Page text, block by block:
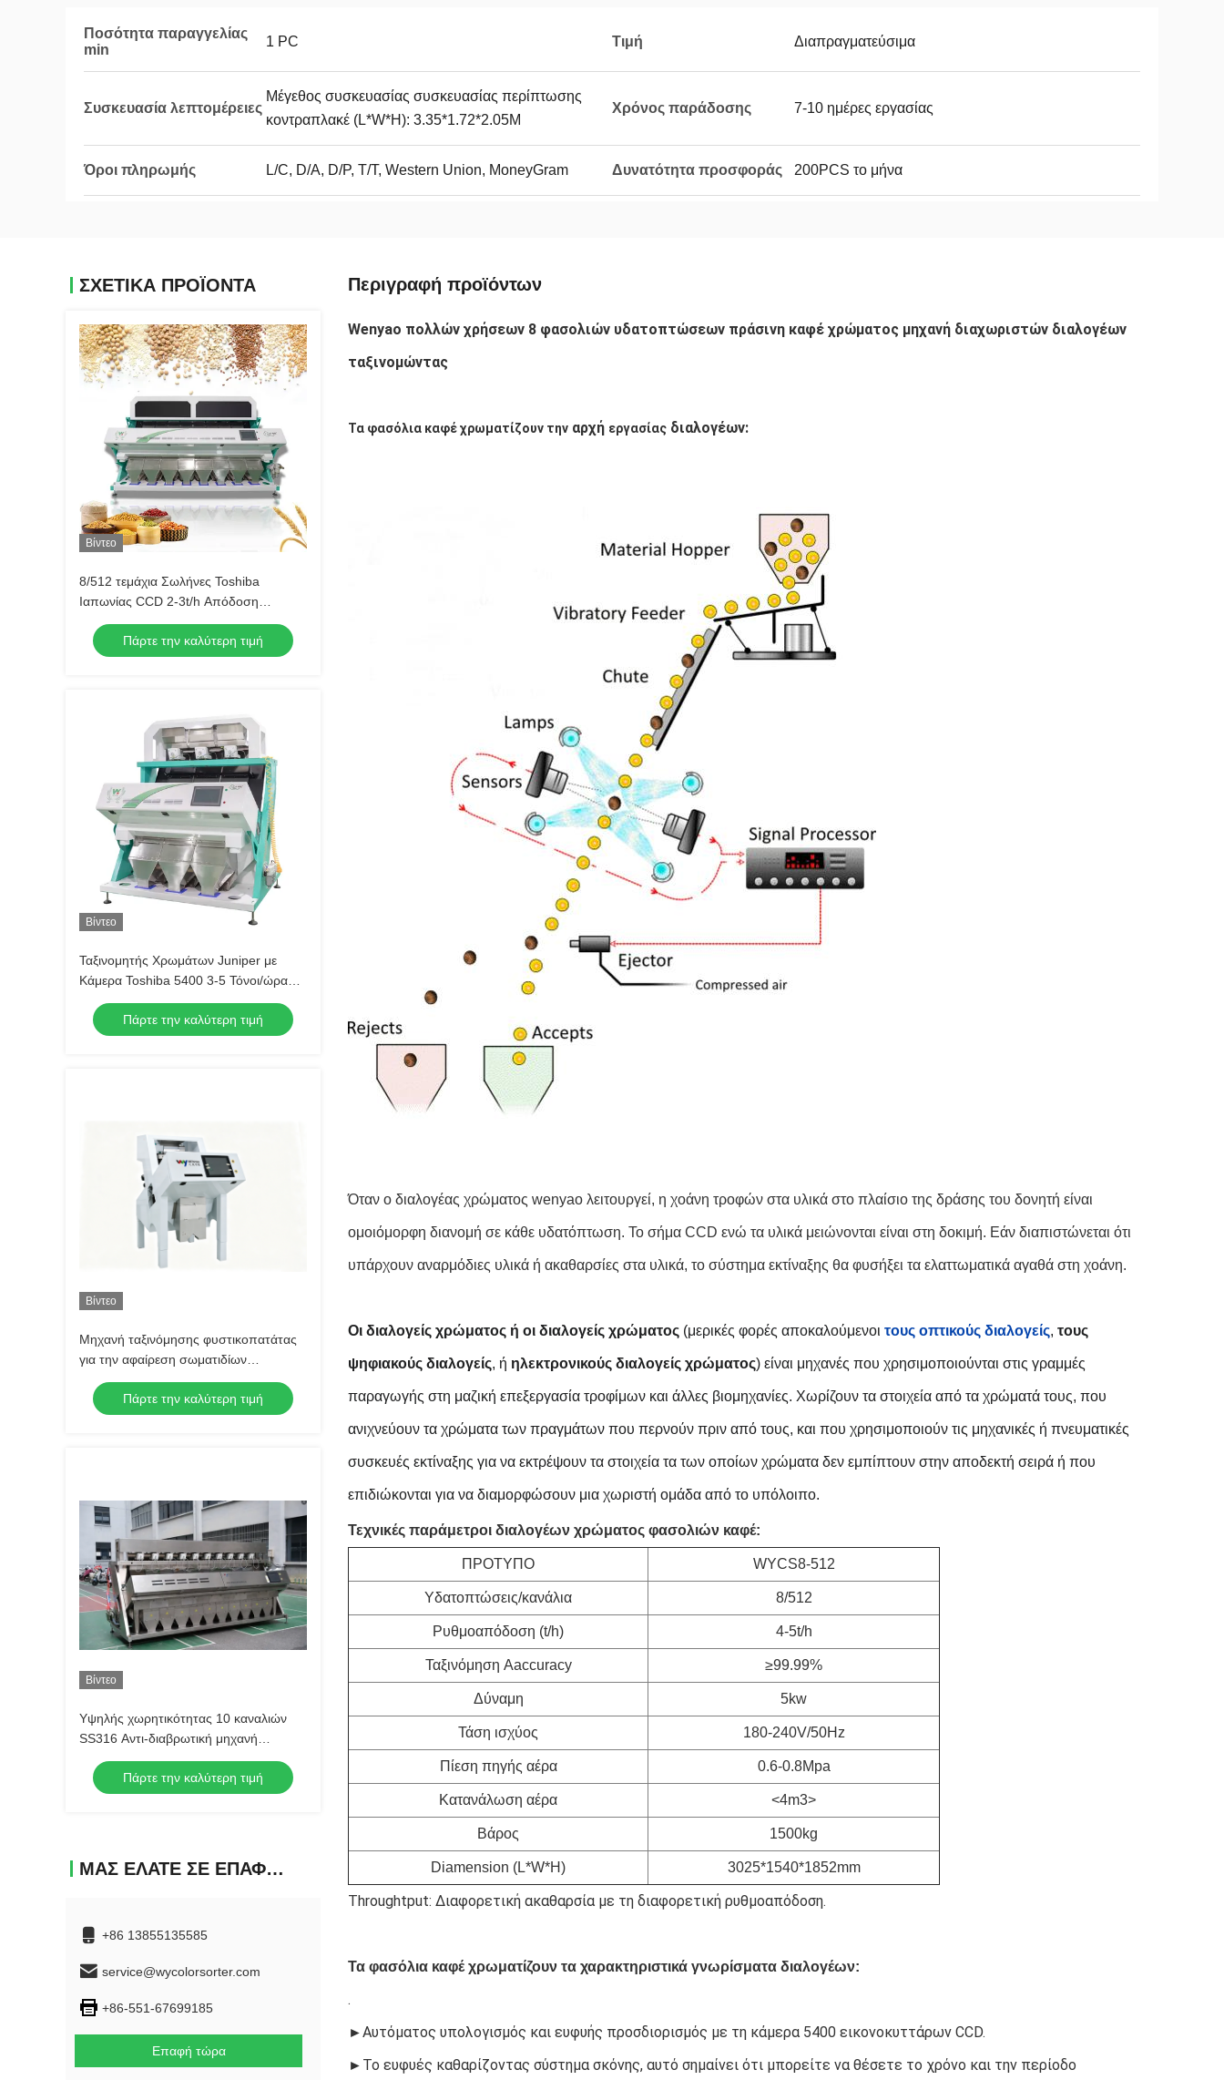
Ποσότητα παραγγελίας
min
1 PC Τιμή Διαπραγματεύσιμα
Συσκευασία λεπτομέρειες
Μέγεθος συσκευασίας συσκευασίας περίπτωσης
κοντραπλακέ (L*W*H): 3.35*1.72*2.05M
Χρόνος παράδοσης 7-10 ημέρες εργασίας
Όροι πληρωμής L/C, D/A, D/P, T/T, Western Union, MoneyGram Δυνατότητα προσφοράς 200PCS το μήνα
ΣΧΕΤΙΚΑ ΠΡΟΪΟΝΤΑ
Βίντεο
8/512 τεμάχια Σωλήνες Toshiba
Ιαπωνίας CCD 2-3t/h Απόδοση
Πολυλειτουργική Μηχανή Διαλογής
ΧρωμάτωνΠάρτε την καλύτερη τιμή
Βίντεο
Ταξινομητής Χρωμάτων Juniper με
Κάμερα Toshiba 5400 3-5 Τόνοι/ώρα
Βάρος Ταξινόμησης και Εκτοξευτήρας
Μετάλλων από WENYAO
Πάρτε την καλύτερη τιμή
Βίντεο
Μηχανή ταξινόμησης φυστικοπατάτας
για την αφαίρεση σωματιδίων
αφλατοξίνης με τεχνολογία υπεριώδους
φωτός
Πάρτε την καλύτερη τιμή
Βίντεο
Υψηλής χωρητικότητας 10 καναλιών
SS316 Αντι-διαβρωτική μηχανή
διαλογής χρωμάτων από χαλαζία αλάτι
με 99,99% ακρίβεια διαλογής
Πάρτε την καλύτερη τιμή
ΜΑΣ ΕΛΆΤΕ ΣΕ ΕΠΑΦΉ ΜΕ
+86 13855135585
service@wycolorsorter.com
+86-551-67699185
Επαφή τώρα
Περιγραφή προϊόντων
Wenyao πολλών χρήσεων 8 φασολιών υδατοπτώσεων πράσινη καφέ χρώματος μηχανή διαχωριστών διαλογέων
ταξινομώντας
Τα φασόλια καφέ χρωματίζουν την αρχή εργασίας διαλογέων:
Όταν ο διαλογέας χρώματος wenyao λειτουργεί, η χοάνη τροφών στα υλικά στο πλαίσιο της δράσης του δονητή είναι
ομοιόμορφη διανομή σε κάθε υδατόπτωση. Το σήμα CCD ενώ τα υλικά μειώνονται είναι στη δοκιμή. Εάν διαπιστώνεται ότι
υπάρχουν αναρμόδιες υλικά ή ακαθαρσίες στα υλικά, το σύστημα εκτίναξης θα φυσήξει τα ελαττωματικά αγαθά στη χοάνη.
Οι διαλογείς χρώματος ή οι διαλογείς χρώματος (μερικές φορές αποκαλούμενοι τους οπτικούς διαλογείς, τους
ψηφιακούς διαλογείς, ή ηλεκτρονικούς διαλογείς χρώματος) είναι μηχανές που χρησιμοποιούνται στις γραμμές
παραγωγής στη μαζική επεξεργασία τροφίμων και άλλες βιομηχανίες. Χωρίζουν τα στοιχεία από τα χρώματά τους, που
ανιχνεύουν τα χρώματα των πραγμάτων που περνούν πριν από τους, και που χρησιμοποιούν τις μηχανικές ή πνευματικές
συσκευές εκτίναξης για να εκτρέψουν τα στοιχεία τα των οποίων χρώματα δεν εμπίπτουν στην αποδεκτή σειρά ή που
επιδιώκονται για να διαμορφώσουν μια χωριστή ομάδα από το υπόλοιπο.
Τεχνικές παράμετροι διαλογέων χρώματος φασολιών καφέ:
ΠΡΟΤΥΠΟ WYCS8-512
Υδατοπτώσεις/κανάλια 8/512
Ρυθμοαπόδοση (t/h) 4-5t/h
Ταξινόμηση Aaccuracy ≥99.99%
Δύναμη 5kw
Τάση ισχύος 180-240V/50Hz
Πίεση πηγής αέρα 0.6-0.8Mpa
Κατανάλωση αέρα <4m3>
Βάρος 1500kg
Diamension (L*W*H) 3025*1540*1852mm
Throughtput: Διαφορετική ακαθαρσία με τη διαφορετική ρυθμοαπόδοση.
Τα φασόλια καφέ χρωματίζουν τα χαρακτηριστικά γνωρίσματα διαλογέων:
.
►Αυτόματος υπολογισμός και ευφυής προσδιορισμός με τη κάμερα 5400 εικονοκυττάρων CCD.
►Το ευφυές καθαρίζοντας σύστημα σκόνης, αυτό σημαίνει ότι μπορείτε να θέσετε το χρόνο και την περίοδο